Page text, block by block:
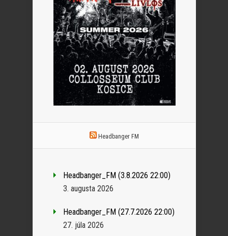
Headbanger FM
Headbanger_FM (3.8.2026 22:00)
3. augusta 2026
Headbanger_FM (27.7.2026 22:00)
27. júla 2026